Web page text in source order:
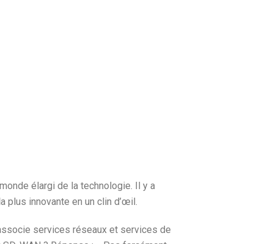
élargi de la technologie. Il y a
plus innovante en un clin d’œil.
services réseaux et services de